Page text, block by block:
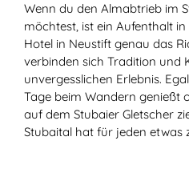
Wenn du den Almabtrieb im
möchtest, ist ein Aufenthalt
Hotel in Neustift genau das
verbinden sich Tradition und
unvergesslichen Erlebnis.
Tage beim Wandern genießt
auf dem Stubaier Gletscher
Stubaital hat für jeden etwas